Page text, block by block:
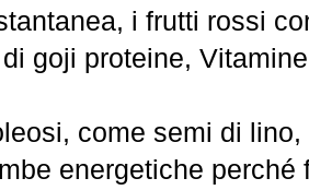
i frutti rossi
goji proteine,
come semi di
energetiche